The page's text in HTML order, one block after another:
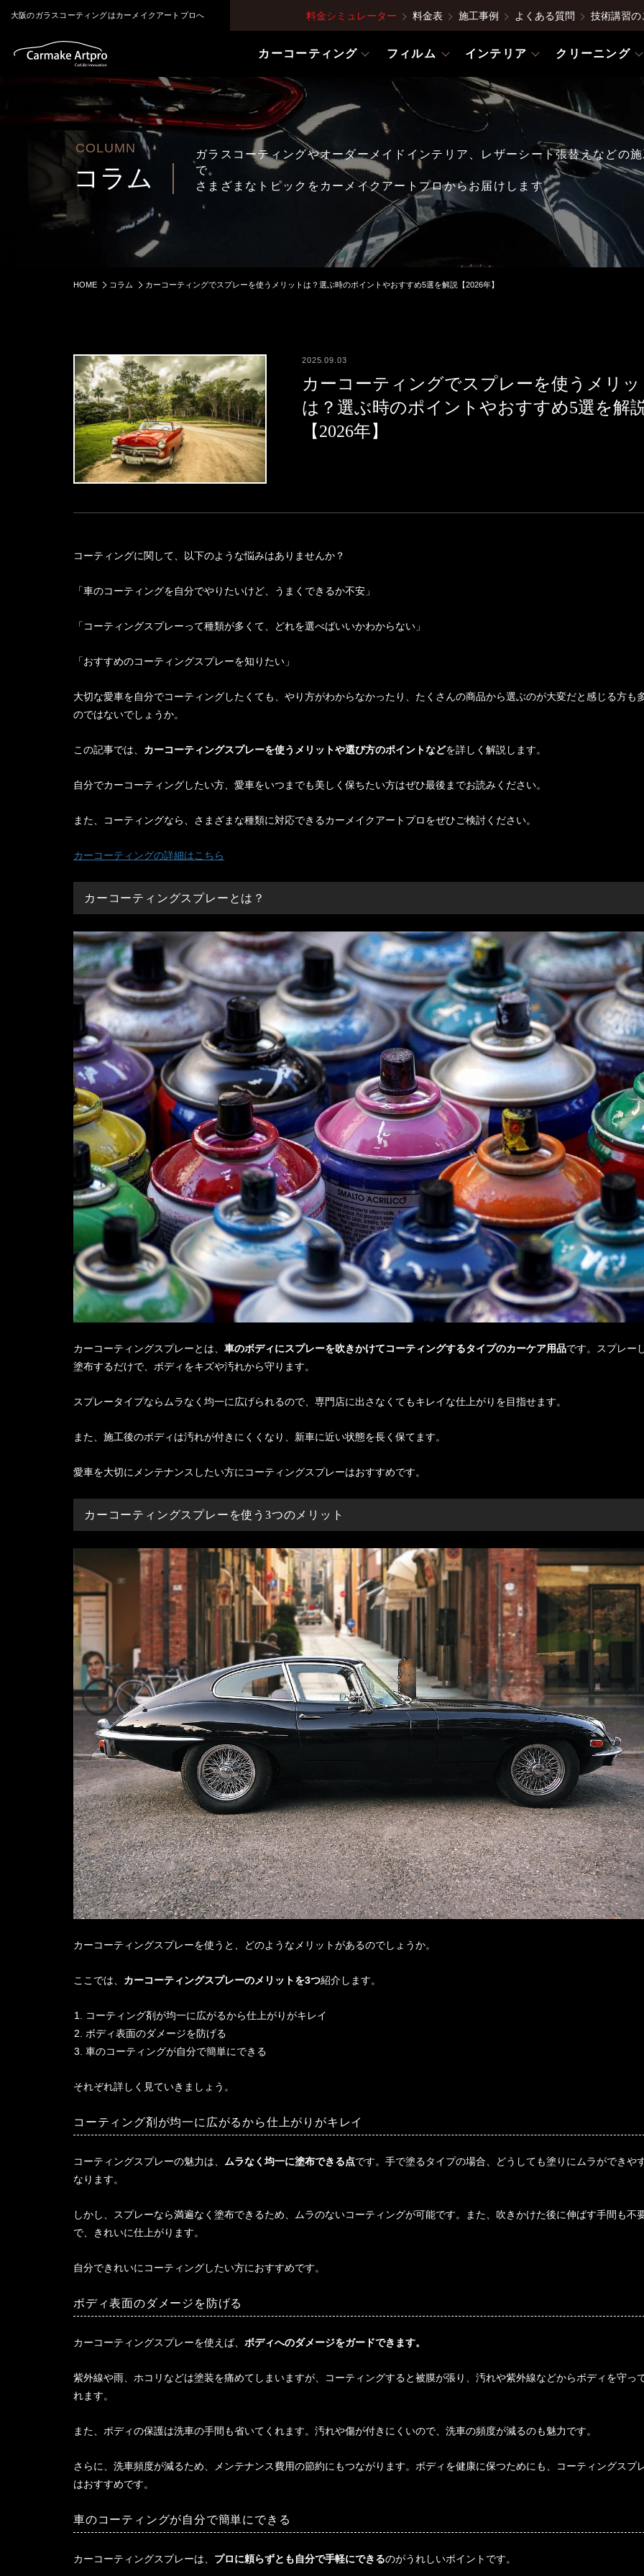
大阪のガラスコーティングはカーメイクアートプロへ 料金シミュレーター 料金表 施工事例 よくある質問 技術講習の
カーコーティング フィルム インテリア クリーニング
COLUMN
コラム
ガラスコーティングやオーダーメイドインテリア、レザーシート張替えなどの
で。
さまざまなトピックをカーメイクアートプロからお届けします。
HOME コラム カーコーティングでスプレーを使うメリットは？選ぶ時のポイントやおすすめ5選を解説【2026年】
2025.09.03
カーコーティングでスプレーを使うメリ
は？選ぶ時のポイントやおすすめ5選を解
【2026年】
コーティングに関して、以下のような悩みはありませんか？
「車のコーティングを自分でやりたいけど、うまくできるか不安」
「コーティングスプレーって種類が多くて、どれを選べばいいかわからない」
「おすすめのコーティングスプレーを知りたい」
大切な愛車を自分でコーティングしたくても、やり方がわからなかったり、たくさんの商品から選ぶのが大変だと感じる方も
のではないでしょうか。
この記事では、 カーコーティングスプレーを使うメリットや選び方のポイントなどを詳しく解説します。
自分でカーコーティングしたい方、愛車をいつまでも美しく保ちたい方はぜひ最後までお読みください。
また、コーティングなら、さまざまな種類に対応できるカーメイクアートプロをぜひご検討ください。
カーコーティングの詳細はこちら
カーコーティングスプレーとは？
カーコーティングスプレーとは、 車のボディにスプレーを吹きかけてコーティングするタイプのカーケア用品です。スプレー
塗布するだけで、ボディをキズや汚れから守ります。
スプレータイプならムラなく均一に広げられるので、専門店に出さなくてもキレイな仕上がりを目指せます。
また、施工後のボディは汚れが付きにくくなり、新車に近い状態を長く保てます。
愛車を大切にメンテナンスしたい方にコーティングスプレーはおすすめです。
カーコーティングスプレーを使う3つのメリット
カーコーティングスプレーを使うと、どのようなメリットがあるのでしょうか。
ここでは、 カーコーティングスプレーのメリットを3つ紹介します。
コーティング剤が均一に広がるから仕上がりがキレイ
ボディ表面のダメージを防げる
車のコーティングが自分で簡単にできる
それぞれ詳しく見ていきましょう。
コーティング剤が均一に広がるから仕上がりがキレイ
コーティングスプレーの魅力は、 ムラなく均一に塗布できる点です。手で塗るタイプの場合、どうしても塗りにムラができや
なります。
しかし、スプレーなら満遍なく塗布できるため、ムラのないコーティングが可能です。また、吹きかけた後に伸ばす手間も不
で、きれいに仕上がります。
自分できれいにコーティングしたい方におすすめです。
ボディ表面のダメージを防げる
カーコーティングスプレーを使えば、 ボディへのダメージをガードできます。
紫外線や雨、ホコリなどは塗装を痛めてしまいますが、コーティングすると被膜が張り、汚れや紫外線などからボディを守っ
れます。
また、ボディの保護は洗車の手間も省いてくれます。汚れや傷が付きにくいので、洗車の頻度が減るのも魅力です。
さらに、洗車頻度が減るため、メンテナンス費用の節約にもつながります。ボディを健康に保つためにも、コーティングスプ
はおすすめです。
車のコーティングが自分で簡単にできる
カーコーティングスプレーは、 プロに頼らずとも自分で手軽にできるのがうれしいポイントです。